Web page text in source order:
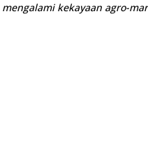
mengalami kekayaan agro-